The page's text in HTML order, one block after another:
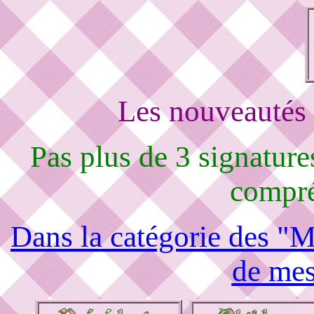
Les
Pas plus de 3
Dans la catégorie des
de